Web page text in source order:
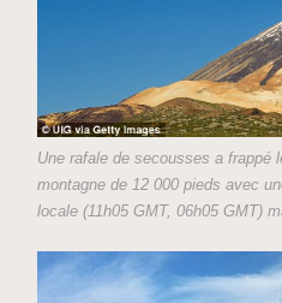
Une rafale de secousses a frappé
montagne de 12 000 pieds avec
locale (11h05 GMT, 06h05 GMT)